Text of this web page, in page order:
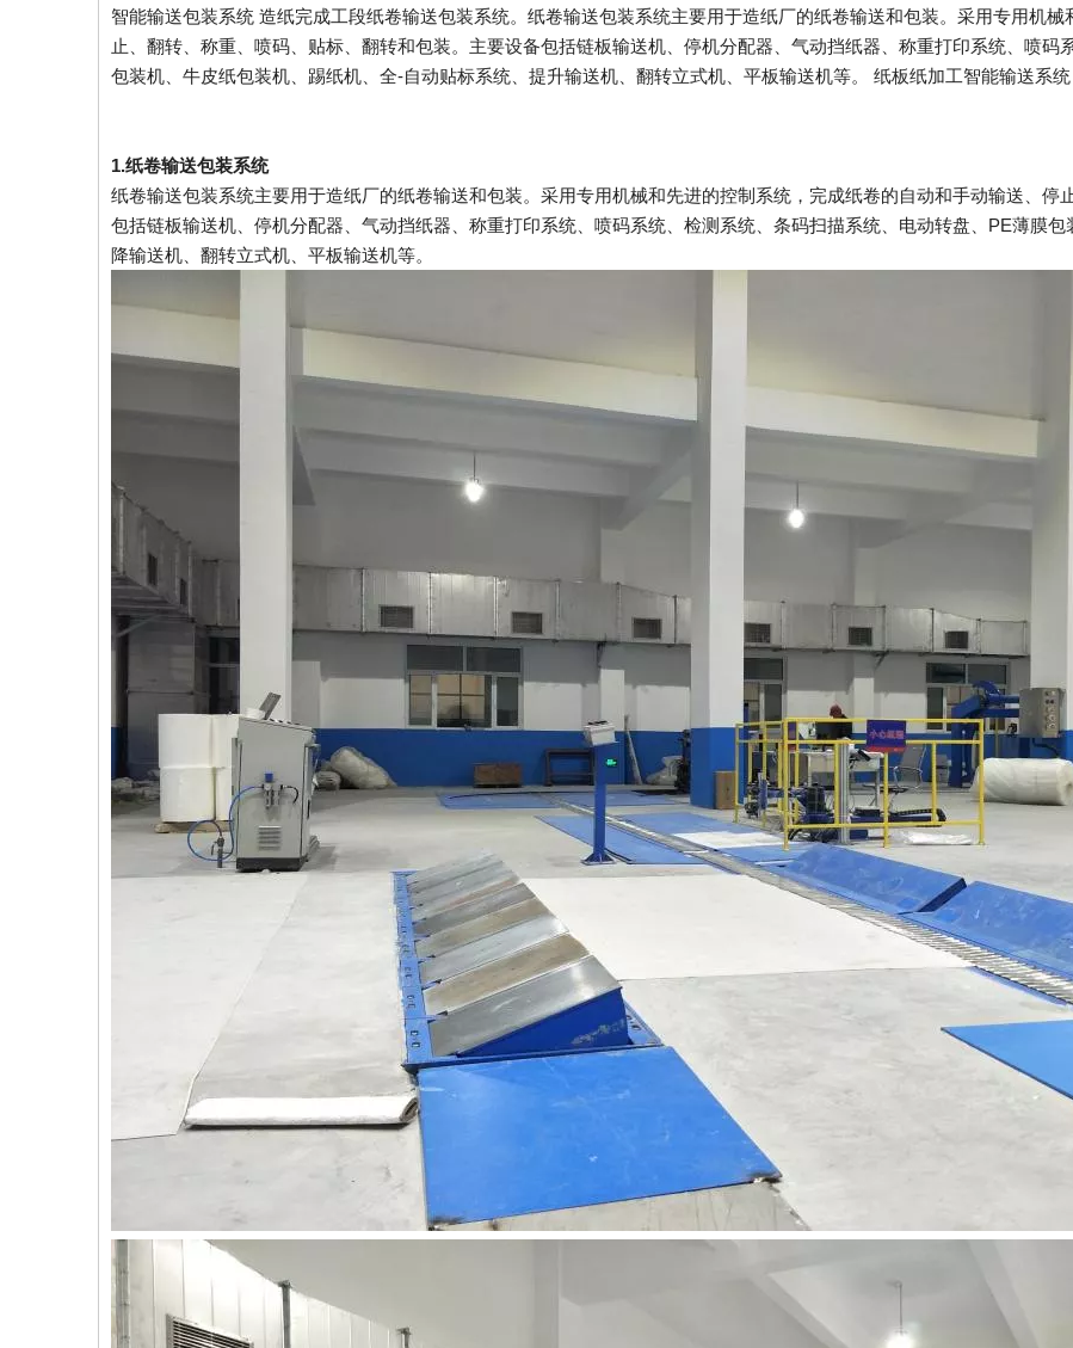
智能输送包装系统 造纸完成工段纸卷输送包装系统。 纸卷输送包装系统主要用于造纸厂的纸卷输送和包装。采用专用机
止、翻转、称重、喷码、贴标、翻转和包装。主要设备包括链板输送机、停机分配器、气动挡纸器、称重打印系统、喷
包装机、牛皮纸包装机、踢纸机、全-自动贴标系统、提升​​输送机、翻转立式机、平板输送机等。 纸板纸加工智能输送系
1.纸卷输送包装系统
纸卷输送包装系统主要用于造纸厂的纸卷输送和包装。采用专用机械和先进的控制系统，完成纸卷的自动和手动输送、停
包括链板输送机、停机分配器、气动挡纸器、称重打印系统、喷码系统、检测系统、条码扫描系统、电动转盘、PE薄膜
降输送机、翻转立式机、平板输送机等。